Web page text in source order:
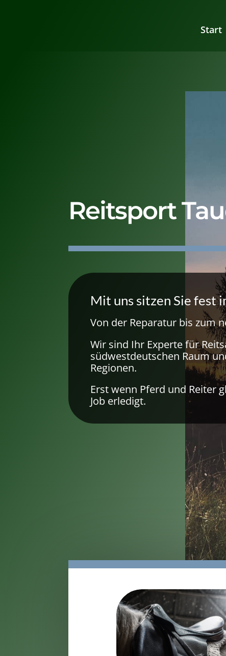
Start
Reitsport
Mit uns sitzen Sie fest
Von der Reparatur bis zum
Wir sind Ihr Experte für
südwestdeutschen Raum
Regionen.
Erst wenn Pferd und Reiter
Job erledigt.